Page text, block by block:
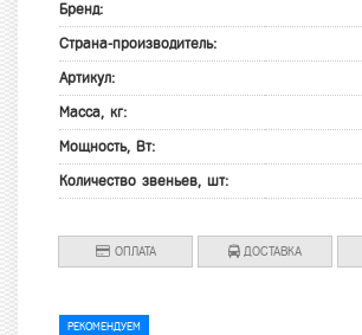
Бренд:
Страна-производитель:
Артикул:
Масса, кг:
Мощность, Вт:
Количество звеньев, шт:
ОПЛАТА ДОСТАВКА
РЕКОМЕНДУЕМ